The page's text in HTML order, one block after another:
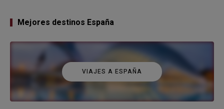
Mejores destinos España
VIAJES A ESPAÑA